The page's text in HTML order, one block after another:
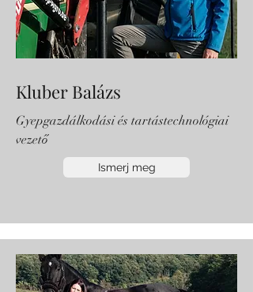
Kluber Balázs
Gyepgazdálkodási és tartástechnológiai
vezető
Ismerj meg